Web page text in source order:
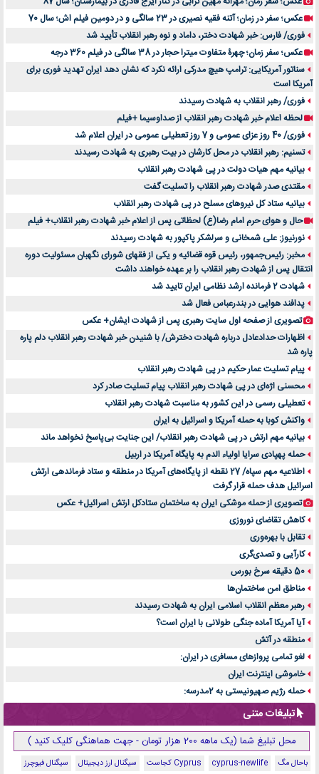
عکس؛ سفر در زمان؛ آتنه فقیه نصیری در 23 سالگی و در دومین فیلم اش؛ سال 70
فوری/ فارس: خبر شهادت دختر، داماد و نوه رهبر انقلاب تأیید شد
عکس؛ سفر زمان؛ چهرۀ متفاوت میترا حجار در 38 سالگی در فیلم 360 درجه
سناتور آمریکایی: ترامپ هیچ مدرکی ارائه نکرد که نشان دهد ایران تهدید فوری برای
آمریکا است
فوری/ رهبر انقلاب به شهادت رسیدند
لحظه اعلام خبر شهادت رهبر انقلاب از صداوسیما +فیلم
فوری/ 40 روز عزای عمومی و 7 روز تعطیلی عمومی در ایران اعلام شد
تسنیم: رهبر انقلاب در محل کارشان در بیت رهبری به شهادت رسیدند
بیانیه مهم هیات دولت در پی شهادت رهبر انقلاب
مقتدی صدر شهادت رهبر انقلاب را تسلیت گفت
بیانیه ستاد کل نیروهای مسلح در پی شهادت رهبر انقلاب
حال و هوای حرم امام رضا(ع) لحظاتی پس از اعلام خبر شهادت رهبر انقلاب+ فیلم
نورنیوز: علی شمخانی و سرلشکر پاکپور به شهادت رسیدند
مخبر: رئیس‌جمهور، رئیس قوه ‌قضائیه و یکی از فقهای شورای نگهبان مسئولیت دوره
انتقال پس ‌از شهادت رهبر انقلاب را بر عهده خواهند داشت
شهادت 2 فرمانده ارشد نظامی ایران تایید شد
پدافند هوایی در بندرعباس فعال شد
تصویری از صفحه اول سایت رهبری پس از شهادت ایشان+ عکس
اظهارات حدادعادل درباره شهادت دخترش/ با شنیدن خبر شهادت رهبر انقلاب دلم پاره
پاره شد
پیام تسلیت عمار حکیم در پی شهادت رهبر انقلاب
محسنی اژه‌ای در پی شهادت رهبر انقلاب پیام تسلیت صادر کرد
تعطیلی رسمی در این کشور به مناسبت شهادت رهبر انقلاب
واکنش کوبا به حمله آمریکا و اسرائیل به ایران
بیانیه مهم ارتش در پی شهادت رهبر انقلاب/ این جنایت بی‌پاسخ نخواهد ماند
حمله پهپادی سرایا اولیاء الدم به پایگاه آمریکا در اربیل
اطلاعیه مهم سپاه/ 27 نقطه از پایگاه‌های آمریکا در منطقه و ستاد فرماندهی ارتش
اسرائیل هدف حمله قرار گرفت
تصویری از حمله موشکی ایران به ساختمان ستادکل ارتش اسرائیل+ عکس
کاهش تقاضای نوروزی
تقابل با بهره‌وری
کارآیی و تصدی‌گری
50 دقیقه سرخ بورس
مناطق امن ساختمان‌ها
رهبر معظم انقلاب اسلامی ایران به شهادت رسیدند
آیا آمریکا آماده جنگی طولانی با ایران است؟
منطقه در آتش
لغو تمامی پروازهای مسافری در ایران:
خاموشی اینترنت ایران
حمله رژیم صهیونیستی به 2مدرسه:
تبلیغات متنی
محل تبلیغ شما (یک ماهه 200 هزار تومان - جهت هماهنگی کلیک کنید )
باحال مگ cyprus-newlife Cyprus کجاست سیگنال ارز دیجیتال سیگنال فیوچرز